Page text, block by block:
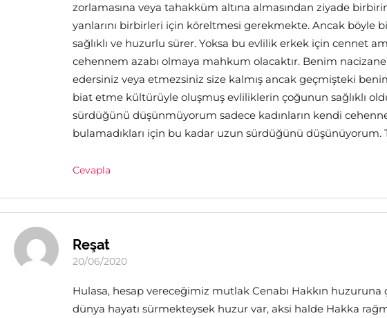
zorlamasına veya tahakküm altına almasından ziyade
yanlarını birbirleri için köreltmesi gerekmekte. Ancak böyle
sağlıklı ve huzurlu sürer. Yoksa bu evlilik erkek için cennet
cehennem azabı olmaya mahkum olacaktır. Benim
edersiniz veya etmezsiniz size kalmış ancak geçmişteki
biat etme kültürüyle oluşmuş evliliklerin çoğunun sağlıklı
sürdüğünü düşünmüyorum sadece kadınların kendi
bulamadıkları için bu kadar uzun sürdüğünü düşünüyorum.
Cevapla
Reşat
20/06/2020
Hulasa, hesap vereceğimiz mutlak Cenabı Hakkın huzuruna
dünya hayatı sürmekteysek huzur var, aksi halde Hakka